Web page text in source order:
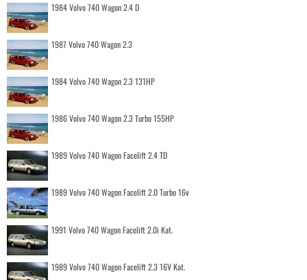
1984 Volvo 740 Wagon 2.4 D
1987 Volvo 740 Wagon 2.3
1984 Volvo 740 Wagon 2.3 131HP
1986 Volvo 740 Wagon 2.3 Turbo 155HP
1989 Volvo 740 Wagon Facelift 2.4 TD
1989 Volvo 740 Wagon Facelift 2.0 Turbo 16v
1991 Volvo 740 Wagon Facelift 2.0i Kat.
1989 Volvo 740 Wagon Facelift 2.3 16V Kat.